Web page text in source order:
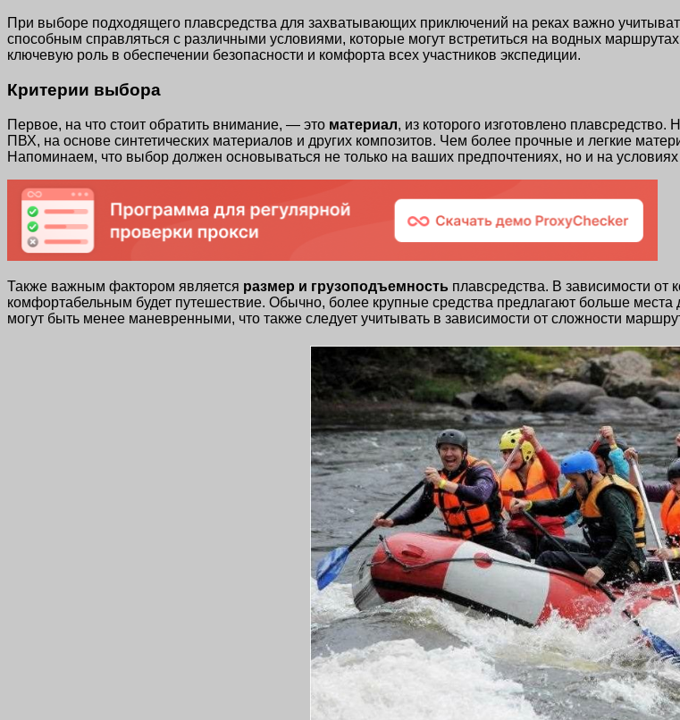
При выборе подходящего плавсредства для захватывающих приключений на реках важно
способным справляться с различными условиями, которые могут встретиться на водных
ключевую роль в обеспечении безопасности и комфорта всех участников экспедиции.
Критерии выбора
Первое, на что стоит обратить внимание, — это материал, из которого изготовлено
ПВХ, на основе синтетических материалов и других композитов. Чем более прочные и легкие
Напоминаем, что выбор должен основываться не только на ваших предпочтениях, но и на условиях
Также важным фактором является размер и грузоподъемность плавсредства. В зависимости от
комфортабельным будет путешествие. Обычно, более крупные средства предлагают больше
могут быть менее маневренными, что также следует учитывать в зависимости от сложности